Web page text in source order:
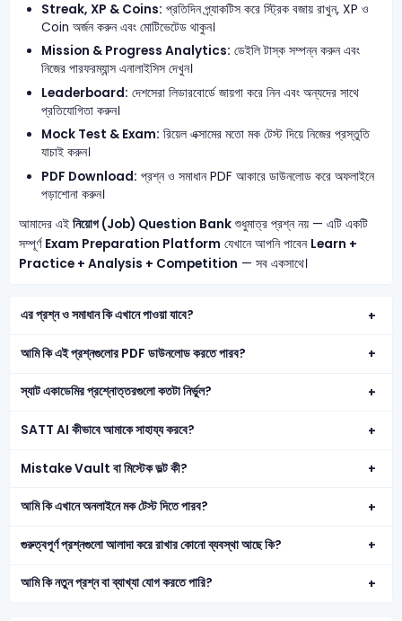
Streak, XP & Coins: প্রতিদিন প্র্যাকটিস করে স্ট্রিক বজায় রাখুন, XP ও
Coin অর্জন করুন এবং মোটিভেটেড থাকুন।
Mission & Progress Analytics: ডেইলি টাস্ক সম্পন্ন করুন এবং
নিজের পারফরম্যান্স এনালাইসিস দেখুন।
Leaderboard: দেশসেরা লিডারবোর্ডে জায়গা করে নিন এবং অন্যদের সাথে
প্রতিযোগিতা করুন।
Mock Test & Exam: রিয়েল এক্সামের মতো মক টেস্ট দিয়ে নিজের প্রস্তুতি
যাচাই করুন।
PDF Download: প্রশ্ন ও সমাধান PDF আকারে ডাউনলোড করে অফলাইনে
পড়াশোনা করুন।
আমাদের এই নিয়োগ (Job) Question Bankশুধুমাত্র প্রশ্ন নয় — এটি একটি
সম্পূর্ণ Exam Preparation Platform যেখানে আপনি পাবেন Learn +
Practice + Analysis + Competition — সব একসাথে।
এর প্রশ্ন ও সমাধান কি এখানে পাওয়া যাবে?
আমি কি এই প্রশ্নগুলোর PDF ডাউনলোড করতে পারব?
স্যাট একাডেমির প্রশ্নোত্তরগুলো কতটা নির্ভুল?
SATT AI কীভাবে আমাকে সাহায্য করবে?
Mistake Vault বা মিস্টেক ভল্ট কী?
আমি কি এখানে অনলাইনে মক টেস্ট দিতে পারব?
গুরুত্বপূর্ণ প্রশ্নগুলো আলাদা করে রাখার কোনো ব্যবস্থা আছে কি?
আমি কি নতুন প্রশ্ন বা ব্যাখ্যা যোগ করতে পারি?